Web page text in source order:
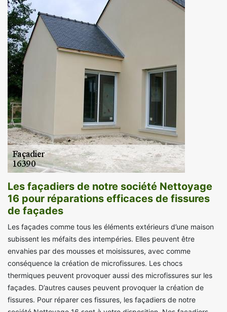
Les façadiers de notre société Nettoyage
16 pour réparations efficaces de fissures
de façades
Les façades comme tous les éléments extérieurs d’une maison
subissent les méfaits des intempéries. Elles peuvent être
envahies par des mousses et moisissures, avec comme
conséquence la création de microfissures. Les chocs
thermiques peuvent provoquer aussi des microfissures sur les
façades. D’autres causes peuvent provoquer la création de
fissures. Pour réparer ces fissures, les façadiers de notre